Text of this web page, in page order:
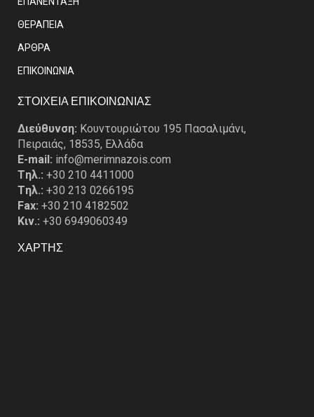
ΘΕΡΑΠΕΙΑ
ΑΡΘΡΑ
EΠΙΚΟΙΝΩΝΙΑ
ΣΤΟΙΧΕΙΑ ΕΠΙΚΟΙΝΩΝΙΑΣ
Διεύθυνση: Κουντουριώτου 195 Πασαλιμάνι,
Πειραιάς, 18535, Ελλάδα
E-mail: info@merimnazois.com
Tηλ.: +30 210 4411000
Tηλ.: +30 213 0266195
Fax: +30 210 4182502
Κιν.: +30 6949060349
ΧΑΡΤΗΣ